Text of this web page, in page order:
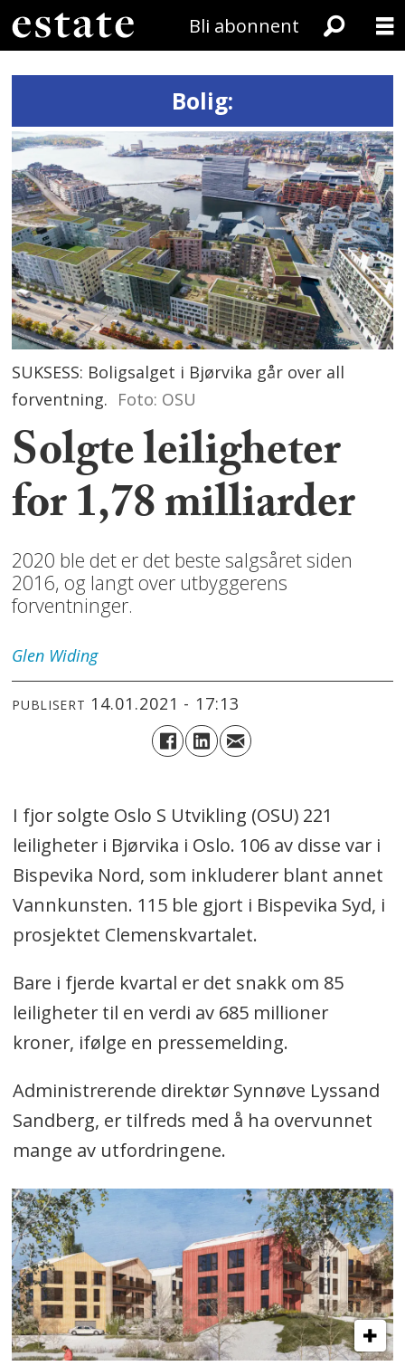
Bli abonnent
Bolig:
SUKSESS: Boligsalget i Bjørvika går over all
forventning. Foto: OSU
Solgte leiligheter
for 1,78 milliarder
2020 ble det er det beste salgsåret siden
2016, og langt over utbyggerens
forventninger.
Glen Widing
PUBLISERT 14.01.2021 - 17:13
I fjor solgte Oslo S Utvikling (OSU) 221
leiligheter i Bjørvika i Oslo. 106 av disse var i
Bispevika Nord, som inkluderer blant annet
Vannkunsten. 115 ble gjort i Bispevika Syd, i
prosjektet Clemenskvartalet.
Bare i fjerde kvartal er det snakk om 85
leiligheter til en verdi av 685 millioner
kroner, ifølge en pressemelding.
Administrerende direktør Synnøve Lyssand
Sandberg, er tilfreds med å ha overvunnet
mange av utfordringene.